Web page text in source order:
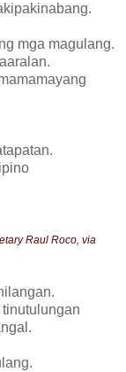
mga magulang.
Raul Roco, via